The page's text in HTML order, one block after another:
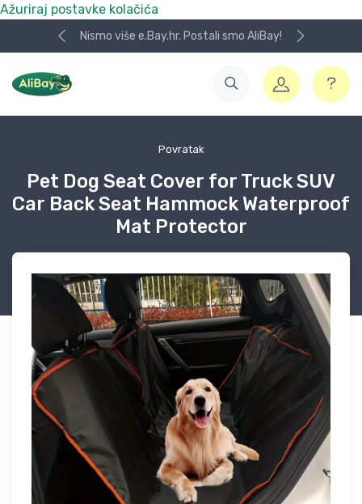
Ažuriraj postavke kolačića
Nismo više e.Bay.hr. Postali smo AliBay!
Povratak
Pet Dog Seat Cover for Truck SUV
Car Back Seat Hammock Waterproof
Mat Protector